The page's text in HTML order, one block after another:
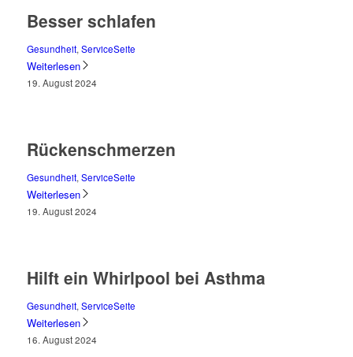
Besser schlafen
Gesundheit, ServiceSeite
Weiterlesen
19. August 2024
Rückenschmerzen
Gesundheit, ServiceSeite
Weiterlesen
19. August 2024
Hilft ein Whirlpool bei Asthma
Gesundheit, ServiceSeite
Weiterlesen
16. August 2024